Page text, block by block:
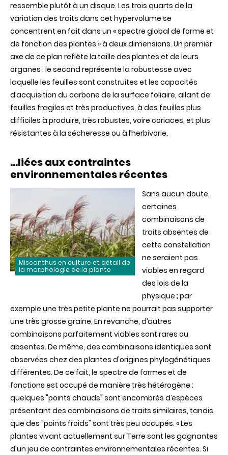
ressemble plutôt à un disque. Les trois quarts de la
variation des traits dans cet hypervolume se
concentrent en fait dans un « spectre global de forme et
de fonction des plantes » à deux dimensions. Un premier
axe de ce plan reflète la taille des plantes et de leurs
organes : le second représente la robustesse avec
laquelle les feuilles sont construites et les capacités
d’acquisition du carbone de la surface foliaire, allant de
feuilles fragiles et très productives, à des feuilles plus
difficiles à produire, très robustes, voire coriaces, et plus
résistantes à la sécheresse ou à l’herbivorie.
…liées aux contraintes
environnementales récentes
Miscanthus en culture et détail de
la morphologie de la plante
Sans aucun doute,
certaines
combinaisons de
traits absentes de
cette constellation
ne seraient pas
viables en regard
des lois de la
physique ; par
exemple une très petite plante ne pourrait pas supporter
une très grosse graine. En revanche, d’autres
combinaisons parfaitement viables sont rares ou
absentes. De même, des combinaisons identiques sont
observées chez des plantes d'origines phylogénétiques
différentes. De ce fait, le spectre de formes et de
fonctions est occupé de manière très hétérogène :
quelques "points chauds" sont encombrés d’espèces
présentant des combinaisons de traits similaires, tandis
que des "points froids" sont très peu occupés. « Les
plantes vivant actuellement sur Terre sont les gagnantes
d'un jeu de contraintes environnementales récentes. Si